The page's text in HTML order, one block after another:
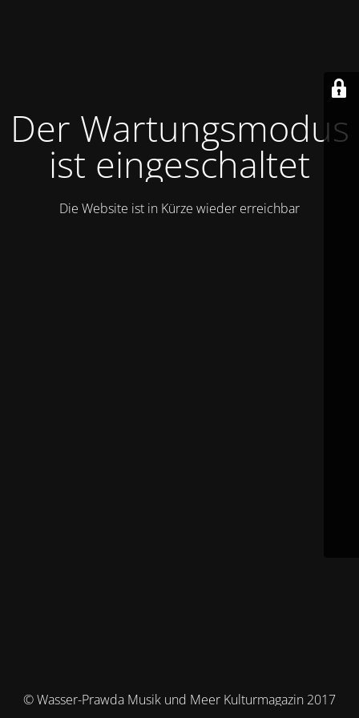
Der Wartungsmodus
ist eingeschaltet
Die Website ist in Kürze wieder erreichbar
© Wasser-Prawda Musik und Meer Kulturmagazin 2017